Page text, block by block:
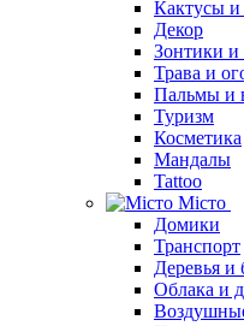
Кактусы и
Декор
Зонтики и
Трава и
Пальмы и
Туризм
Косметика
Мандалы
Tattoo
Місто
Домики
Транспорт
Деревья и
Облака и